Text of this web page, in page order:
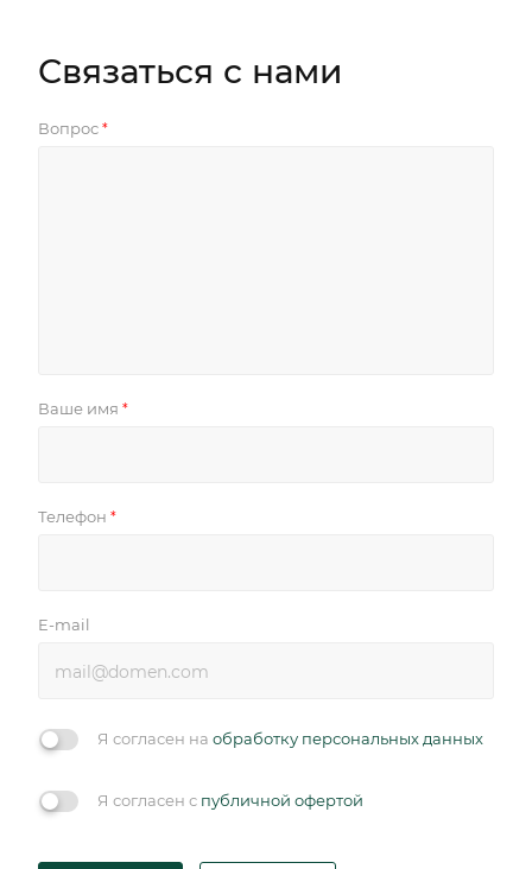
Связаться с нами
Вопрос *
Ваше имя *
Телефон *
E-mail
Я согласен на обработку персональных данных
Я согласен с публичной офертой